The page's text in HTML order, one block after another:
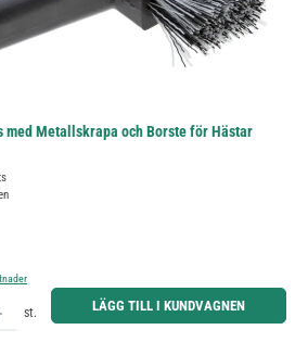
Metallskrapa och Borste för Hästar
eller använd knapparna för att öka eller minska kvantiteten.
st. LÄGG TILL I KUNDVAGNEN